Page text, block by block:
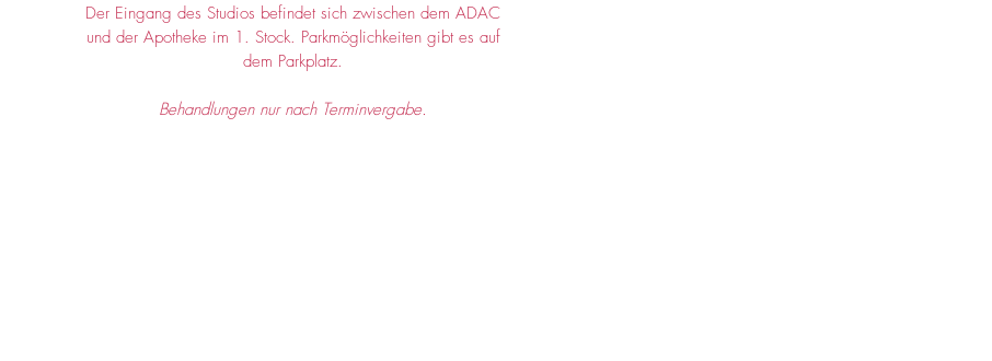
Der Eingang des Studios befindet sich zwischen dem ADAC
und der Apotheke im 1. Stock. Parkmöglichkeiten gibt es auf
dem Parkplatz.
Behandlungen nur nach Terminvergabe.